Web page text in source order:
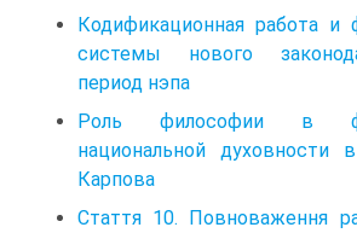
Кодификационная работа и
системы нового
период нэпа
Роль философии в
национальной духовности
Карпова
Стаття 10. Повноваження